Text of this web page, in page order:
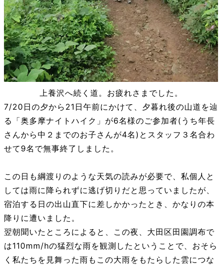
上養沢へ続く道。お疲れさまでした。
7/20日の夕から21日午前にかけて、夕暮れ後の山道を辿
る「奥多摩ナイトハイク」が6名様のご参加者(うち年長
さんから中２までのお子さんが4名)とスタッフ３名合わ
せて9名で無事終了しました。
この日も綱渡りのような天気の読みが必要で、私個人と
しては雨に降られずに逃げ切りだと思っていましたが、
宿泊する日の出山直下に差しかかったとき、かなりの本
降りに遭いました。
翌朝聞いたところによると、この夜、大田区田園調布で
は110mm/hの猛烈な雨を観測したということで、おそら
く私たちを見舞った雨もこの大雨をもたらした雲につな